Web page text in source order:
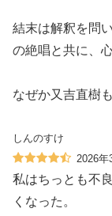
結末は解釈を問
の絶唱と共に、
なぜか又吉直樹
しんのすけ
2026年
私はちっとも不
くなった。